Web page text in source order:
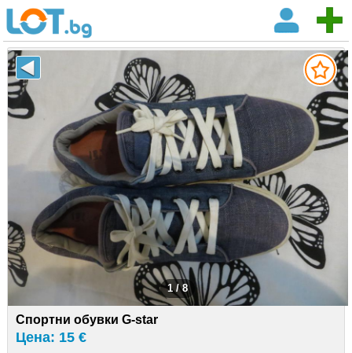
1 / 8
Спортни обувки G-star
Цена: 15 €